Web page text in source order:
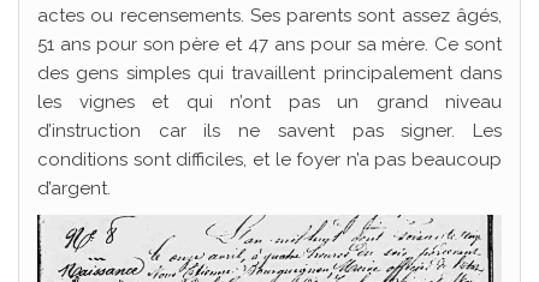
actes ou recensements. Ses parents sont assez âgés,
51 ans pour son père et 47 ans pour sa mère. Ce sont
des gens simples qui travaillent principalement dans
les vignes et qui n’ont pas un grand niveau
d’instruction car ils ne savent pas signer. Les
conditions sont difficiles, et le foyer n’a pas beaucoup
d’argent.